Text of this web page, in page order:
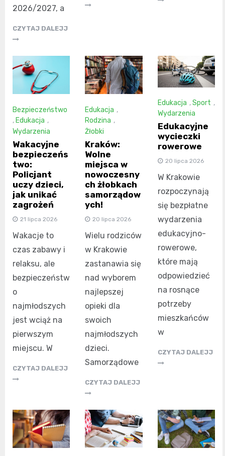
2026/2027, a
CZYTAJ DALEJJ
Bezpieczeństwo
, Edukacja ,
Wydarzenia
Wakacyjne
bezpieczeńs
two:
Policjant
uczy dzieci,
jak unikać
zagrożeń
21 lipca 2026
Wakacje to
czas zabawy i
relaksu, ale
bezpieczeństw
o
najmłodszych
jest wciąż na
pierwszym
miejscu. W
CZYTAJ DALEJJ
Edukacja ,
Rodzina ,
Żłobki
Kraków:
Wolne
miejsca w
nowoczesny
ch żłobkach
samorządow
ych!
20 lipca 2026
Wielu rodziców
w Krakowie
zastanawia się
nad wyborem
najlepszej
opieki dla
swoich
najmłodszych
dzieci.
Samorządowe
CZYTAJ DALEJJ
Edukacja ,Sport ,
Wydarzenia
Edukacyjne
wycieczki
rowerowe
20 lipca 2026
W Krakowie
rozpoczynają
się bezpłatne
wydarzenia
edukacyjno-
rowerowe,
które mają
odpowiedzieć
na rosnące
potrzeby
mieszkańców
w
CZYTAJ DALEJJ